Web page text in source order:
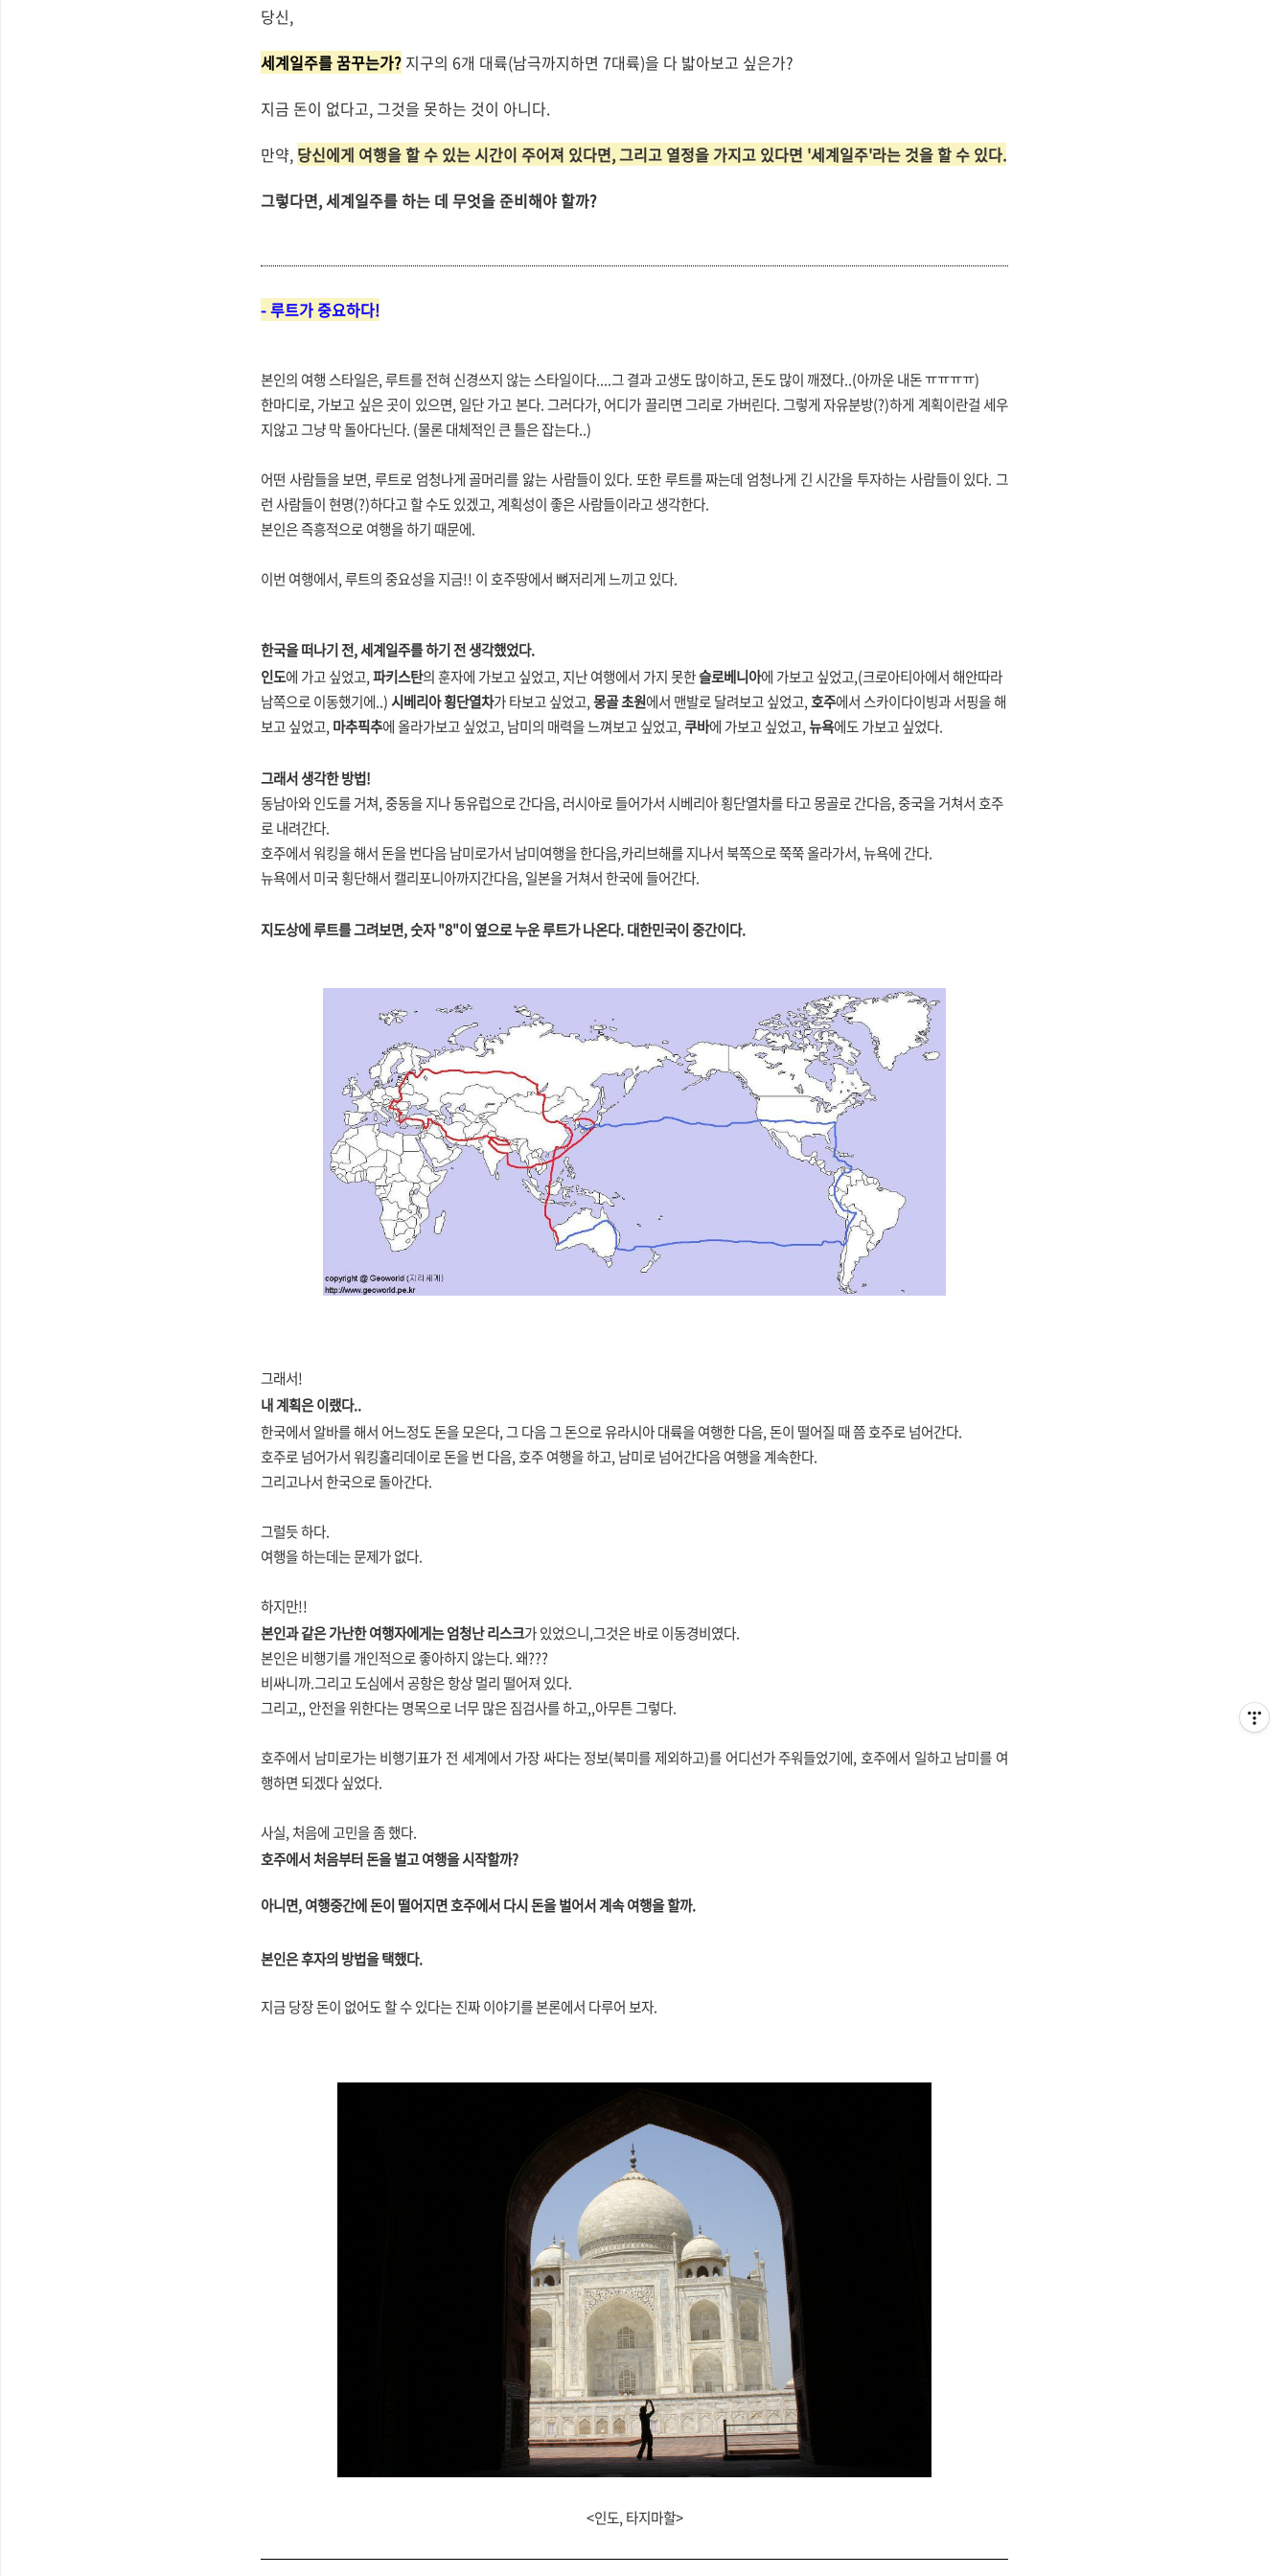
당신,
세계일주를 꿈꾸는가? 지구의 6개 대륙(남극까지하면 7대륙)을 다 밟아보고 싶은가?
지금 돈이 없다고, 그것을 못하는 것이 아니다.
만약, 당신에게 여행을 할 수 있는 시간이 주어져 있다면, 그리고 열정을 가지고 있다면 '세계일주'라는 것을 할 수 있다.
그렇다면, 세계일주를 하는 데 무엇을 준비해야 할까?
- 루트가 중요하다!
본인의 여행 스타일은, 루트를 전혀 신경쓰지 않는 스타일이다....그 결과 고생도 많이하고, 돈도 많이 깨졌다..(아까운 내돈 ㅠㅠㅠㅠ)
한마디로, 가보고 싶은 곳이 있으면, 일단 가고 본다. 그러다가, 어디가 끌리면 그리로 가버린다. 그렇게 자유분방(?)하게 계획이란걸 세우
지않고 그냥 막 돌아다닌다. (물론 대체적인 큰 틀은 잡는다..)
어떤 사람들을 보면, 루트로 엄청나게 골머리를 앓는 사람들이 있다. 또한 루트를 짜는데 엄청나게 긴 시간을 투자하는 사람들이 있다. 그
런 사람들이 현명(?)하다고 할 수도 있겠고, 계획성이 좋은 사람들이라고 생각한다.
본인은 즉흥적으로 여행을 하기 때문에.
이번 여행에서, 루트의 중요성을 지금!! 이 호주땅에서 뼈저리게 느끼고 있다.
한국을 떠나기 전, 세계일주를 하기 전 생각했었다.
인도에 가고 싶었고,파키스탄의 훈자에 가보고 싶었고, 지난 여행에서 가지 못한슬로베니아에 가보고 싶었고,(크로아티아에서 해안따라
남쪽으로 이동했기에..)시베리아 횡단열차가 타보고 싶었고,몽골 초원에서 맨발로 달려보고 싶었고,호주에서 스카이다이빙과 서핑을 해
보고 싶었고, 마추픽추에 올라가보고 싶었고, 남미의 매력을 느껴보고 싶었고,쿠바에 가보고 싶었고,뉴욕에도 가보고 싶었다.
그래서 생각한 방법!
동남아와 인도를 거쳐, 중동을 지나 동유럽으로 간다음, 러시아로 들어가서 시베리아 횡단열차를 타고 몽골로 간다음,중국을 거쳐서 호주
로 내려간다.
호주에서 워킹을 해서 돈을 번다음남미로가서 남미여행을 한다음,카리브해를 지나서 북쪽으로 쭉쭉 올라가서,뉴욕에 간다.
뉴욕에서 미국 횡단해서 캘리포니아까지간다음, 일본을 거쳐서 한국에 들어간다.
지도상에 루트를 그려보면, 숫자 "8"이 옆으로 누운 루트가 나온다. 대한민국이 중간이다.
그래서!
내 계획은 이랬다..
한국에서 알바를 해서 어느정도 돈을 모은다,그 다음 그 돈으로 유라시아 대륙을 여행한 다음, 돈이 떨어질 때 쯤 호주로 넘어간다.
호주로 넘어가서 워킹홀리데이로 돈을 번 다음,호주 여행을 하고, 남미로 넘어간다음 여행을 계속한다.
그리고나서 한국으로 돌아간다.
그럴듯 하다.
여행을 하는데는 문제가 없다.
하지만!!
본인과 같은 가난한 여행자에게는 엄청난 리스크가 있었으니,그것은 바로 이동경비였다.
본인은 비행기를 개인적으로 좋아하지 않는다. 왜???
비싸니까.그리고 도심에서 공항은 항상 멀리 떨어져 있다.
그리고,, 안전을 위한다는 명목으로 너무 많은 짐검사를 하고,,아무튼 그렇다.
호주에서 남미로가는 비행기표가 전 세계에서 가장 싸다는 정보(북미를 제외하고)를 어디선가 주워들었기에, 호주에서 일하고 남미를 여
행하면 되겠다 싶었다.
사실, 처음에 고민을 좀 했다.
호주에서 처음부터 돈을 벌고 여행을 시작할까?
아니면, 여행중간에 돈이 떨어지면 호주에서 다시 돈을 벌어서 계속 여행을 할까.
본인은 후자의 방법을 택했다.
지금 당장 돈이 없어도 할 수 있다는 진짜 이야기를 본론에서 다루어 보자.
<인도, 타지마할>